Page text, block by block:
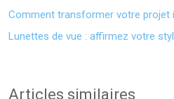
Comment transformer votre projet
Lunettes de vue : affirmez votre
Articles similaires